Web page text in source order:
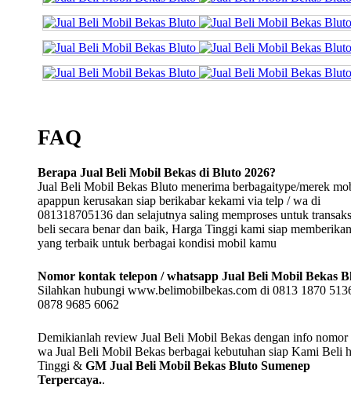
FAQ
Berapa Jual Beli Mobil Bekas di Bluto 2026?
Jual Beli Mobil Bekas Bluto menerima berbagaitype/merek
apappun kerusakan siap berikabar kekami via telp / wa di
081318705136 dan selajutnya saling memproses untuk
beli secara benar dan baik, Harga Tinggi kami siap memberikan
yang terbaik untuk berbagai kondisi mobil kamu
Nomor kontak telepon / whatsapp Jual Beli Mobil Bekas
Silahkan hubungi www.belimobilbekas.com di 0813 1870
0878 9685 6062
Demikianlah review Jual Beli Mobil Bekas dengan info nomor
wa Jual Beli Mobil Bekas berbagai kebutuhan siap Kami Beli
Tinggi & GM Jual Beli Mobil Bekas Bluto Sumenep
Terpercaya..